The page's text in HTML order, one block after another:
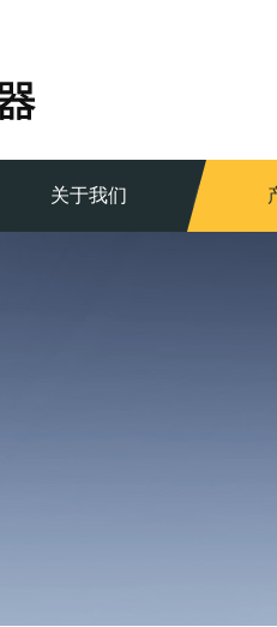
关于我们